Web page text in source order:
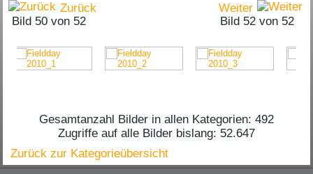
Zurück
Bild 50 von 52
Weiter
Bild 52 von 52
Gesamtanzahl Bilder in allen Kategorien: 492
Zugriffe auf alle Bilder bislang: 52.647
Zurück zur Kategorieübersicht